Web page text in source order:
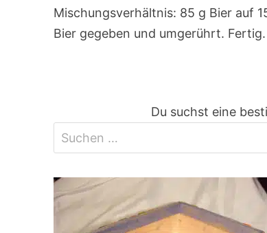
Mischungsverhältnis: 85 g Bier auf
Bier gegeben und umgerührt. Fertig.
Du suchst eine